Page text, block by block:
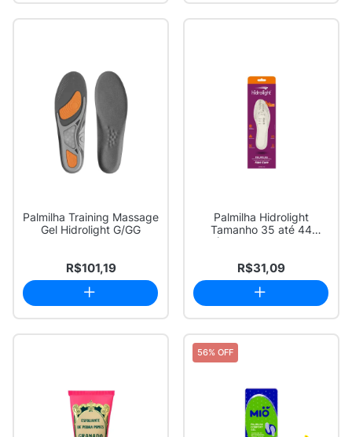
Palmilha Training Massage
Gel Hidrolight G/GG
R$101,19
Palmilha Hidrolight
Tamanho 35 até 44
(Recortável) 1 Par
R$31,09
56% OFF